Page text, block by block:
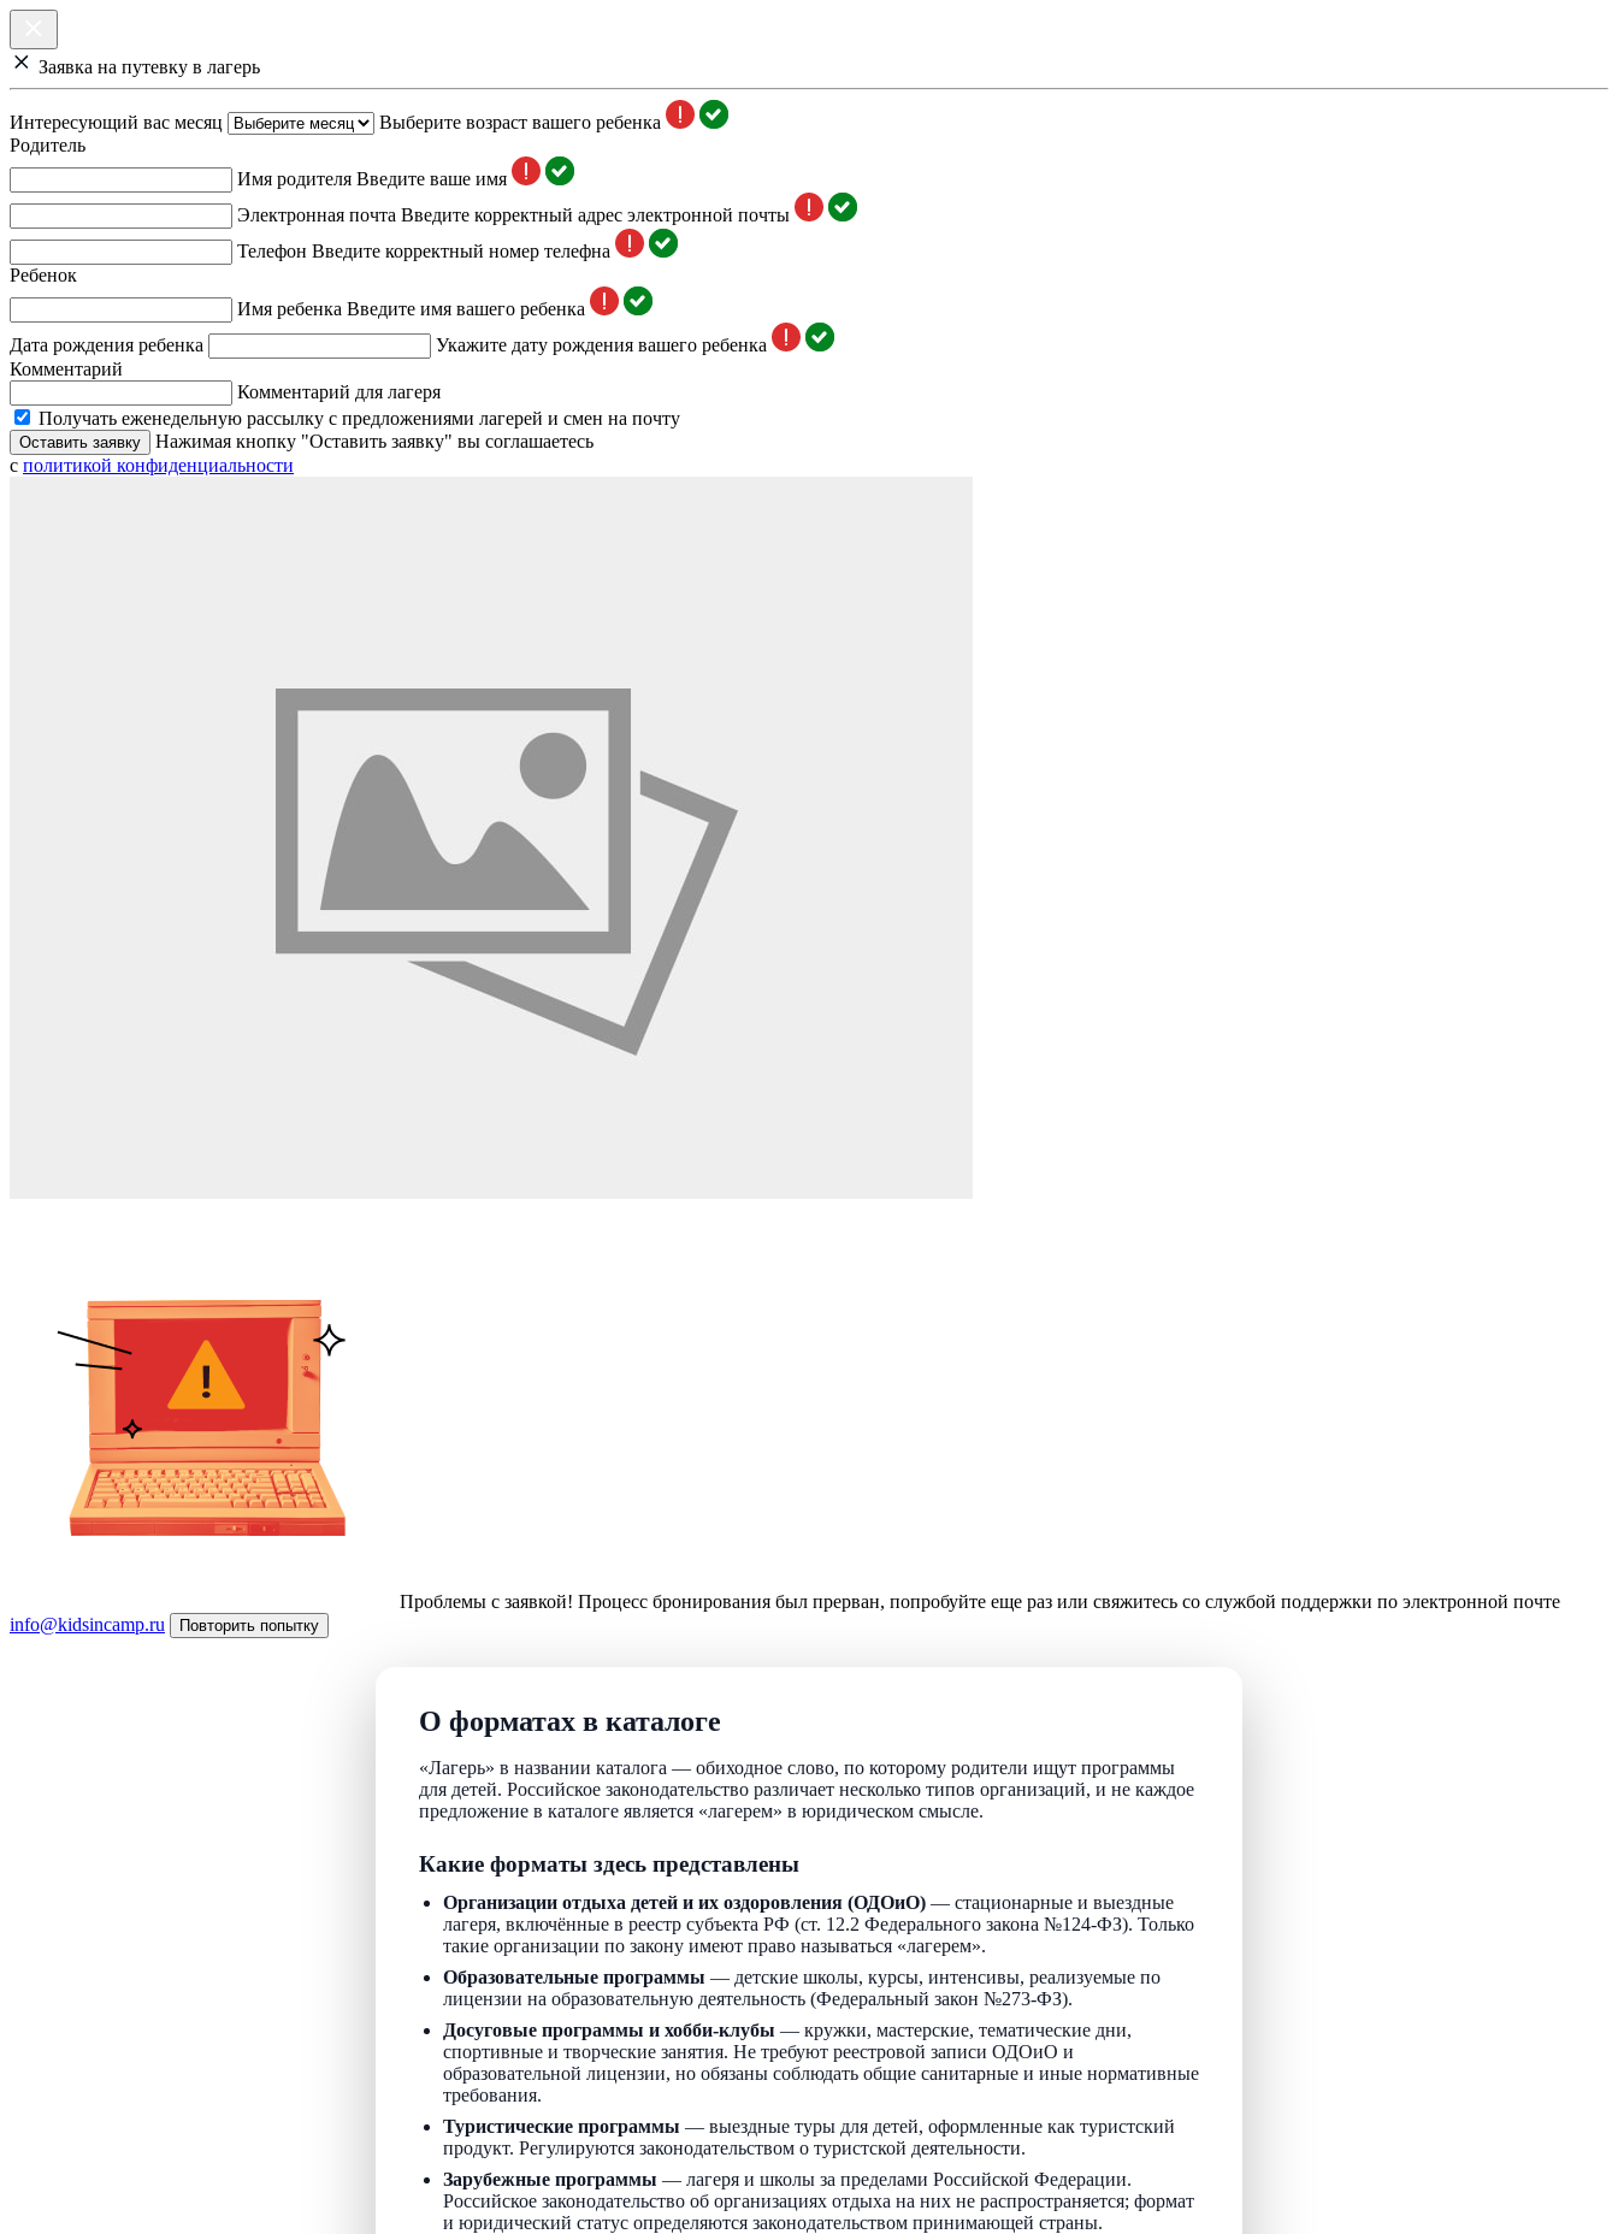
Заявка на путевку в лагерь
Интересующий вас месяц
Выберите возраст вашего ребенка
Родитель
Имя родителя Введите ваше имя
Электронная почта Введите корректный адрес электронной почты
Телефон Введите корректный номер телефна
Ребенок
Имя ребенка Введите имя вашего ребенка
Дата рождения ребенка
Укажите дату рождения вашего ребенка
Комментарий
Комментарий для лагеря
Получать еженедельную рассылку с предложениями лагерей и смен на почту
Оставить заявку
Нажимая кнопку "Оставить заявку" вы соглашаетесь
с политикой конфиденциальности
Проблемы с заявкой! Процесс бронирования был прерван, попробуйте еще раз или свяжитесь со службой поддержки по электронной почте
info@kidsincamp.ru
Повторить попытку
О форматах в каталоге
«Лагерь» в названии каталога — обиходное слово, по которому родители ищут программы
для детей. Российское законодательство различает несколько типов организаций, и не каждое
предложение в каталоге является «лагерем» в юридическом смысле.
Какие форматы здесь представлены
Организации отдыха детей и их оздоровления (ОДОиО) — стационарные и выездные
лагеря, включённые в реестр субъекта РФ (ст. 12.2 Федерального закона №124-ФЗ). Только
такие организации по закону имеют право называться «лагерем».
Образовательные программы — детские школы, курсы, интенсивы, реализуемые по
лицензии на образовательную деятельность (Федеральный закон №273-ФЗ).
Досуговые программы и хобби-клубы — кружки, мастерские, тематические дни,
спортивные и творческие занятия. Не требуют реестровой записи ОДОиО и
образовательной лицензии, но обязаны соблюдать общие санитарные и иные нормативные
требования.
Туристические программы — выездные туры для детей, оформленные как туристский
продукт. Регулируются законодательством о туристской деятельности.
Зарубежные программы — лагеря и школы за пределами Российской Федерации.
Российское законодательство об организациях отдыха на них не распространяется; формат
и юридический статус определяются законодательством принимающей страны.